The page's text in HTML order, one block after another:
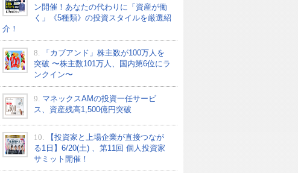
ン開催！あなたの代わりに「資産が働
く」《5種類》の投資スタイルを厳選紹
介！
8.
「カブアンド」株主数が100万人を
突破 〜株主数101万人、国内第6位にラ
ンクイン〜
9. マネックスAMの投資一任サービ
ス、資産残高1,500億円突破
10.
【投資家と上場企業が直接つなが
る1日】6/20(土) 、第11回 個人投資家
サミット開催！